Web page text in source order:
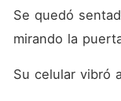
Se quedó
mirando la
Su celular vibró